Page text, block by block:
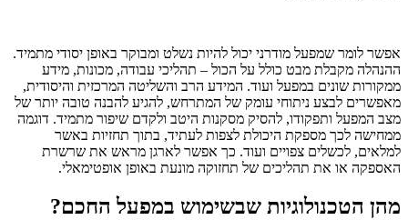
אפשר לומר שמפעל מודרני יכול להיות נשלט ומבוקר באופן יסודי מתמיד.
ההנהלה מקבלת מבט כולל על הכול – תהליכי עבודה, מכונות, מידע
ממקורות שונים במפעל ועוד. המידע הרב והשליטה המרכזית והיסודית,
מאפשרים לבצע ניתוחי עומק של המתרחש, להגיע להבנה טובה יותר של
מצב המפעל ותפקודו, להסיק מסקנות היטב ולקדם שיפור מתמיד. דוגמה
ממחישה לכך מספקת היכולת לצפות לעתיד, בתוך תחזיות באשר
למלאים, לכשלים צפויים ועוד. כך אפשר לארגן מראש את שרשרת
האספקה או את תהליכים של תחזוקה מונעת באופן אופטימאלי.
מהן הטכנולוגיות שבשימוש במפעל החכם?